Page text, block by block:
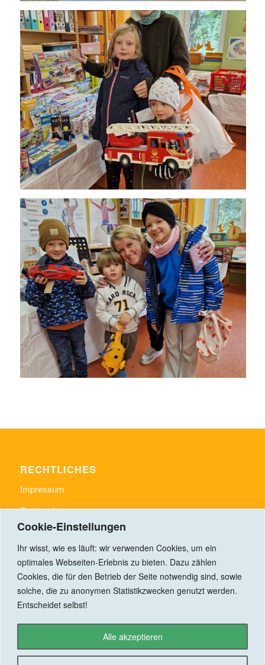
Cookie-Einstellungen
Ihr wisst, wie es läuft: wir verwenden Cookies, um ein
optimales Webseiten-Erlebnis zu bieten. Dazu zählen
Cookies, die für den Betrieb der Seite notwendig sind, sowie
solche, die zu anonymen Statistikzwecken genutzt werden.
Entscheidet selbst!
Alle akzeptieren
RECHTLICHES
Impressum
Datenschutz
LINKS
www.gemeinde-rudelzhausen.de
https://hiphiphallertau.de/